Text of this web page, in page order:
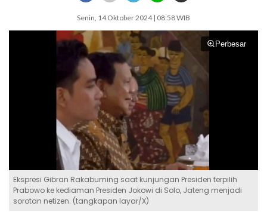
Senin, 14 Oktober 2024 | 08:58 WIB
Perbesar
Ekspresi Gibran Rakabuming saat kunjungan Presiden terpilih
Prabowo ke kediaman Presiden Jokowi di Solo, Jateng menjadi
sorotan netizen. (tangkapan layar/X)